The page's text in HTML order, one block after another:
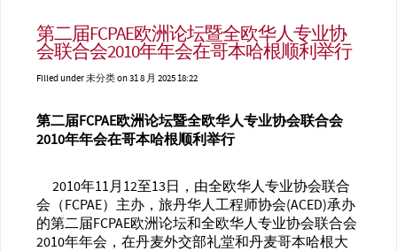
第二届FCPAE欧洲论坛暨全欧华人专业协
会联合会2010年年会在哥本哈根顺利举行
Filled under未分类on 31 8 月 2025 18:22
第二届FCPAE欧洲论坛暨全欧华人专业协会联合会
2010年年会在哥本哈根顺利举行
2010年11月12至13日，由全欧华人专业协会联合
会（FCPAE）主办，旅丹华人工程师协会(ACED)承办
的第二届FCPAE欧洲论坛和全欧华人专业协会联合会
2010年年会 ，在丹麦外交部礼堂和丹麦哥本哈根大